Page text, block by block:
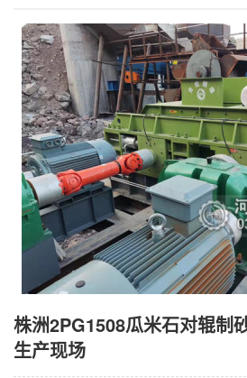
株洲2PG1508瓜米石对辊制
生产现场